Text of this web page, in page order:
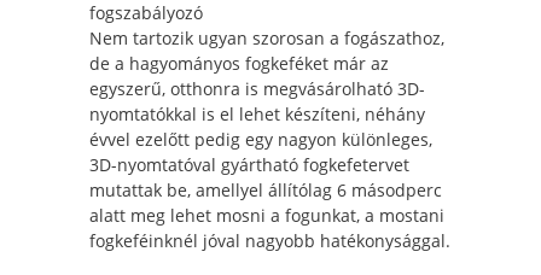
fogszabályozó
Nem tartozik ugyan szorosan a fogászathoz,
de a hagyományos fogkeféket már az
egyszerű, otthonra is megvásárolható 3D-
nyomtatókkal is el lehet készíteni, néhány
évvel ezelőtt pedig egy nagyon különleges,
3D-nyomtatóval gyártható fogkefetervet
mutattak be, amellyel állítólag 6 másodperc
alatt meg lehet mosni a fogunkat, a mostani
fogkeféinknél jóval nagyobb hatékonysággal.